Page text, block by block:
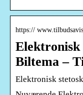
https://
Elektronisk
Biltema –
Elektronisk